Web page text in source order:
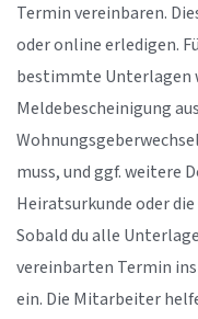
Termin vereinbaren.
oder online erledigen.
bestimmte Unterlagen
Meldebescheinigung
muss, und ggf. weitere
Heiratsurkunde oder
Sobald du alle
vereinbarten Termin
ein. Die Mitarbeiter